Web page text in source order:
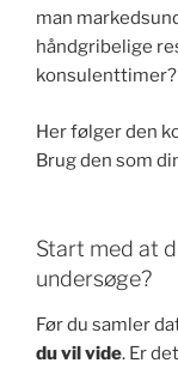
man
håndgribelige
konsulenttimer?
Her følger den
Brug den som
Start med at
undersøge?
Før du samler
du vil vide. Er